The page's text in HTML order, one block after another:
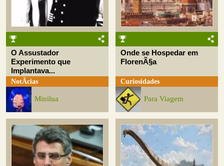
O Assustador
Experimento que
Implantava...
NotÃ­cias
Minilua
Onde se Hospedar em
FlorenÃ§a
Curiosidades
Para Viagem